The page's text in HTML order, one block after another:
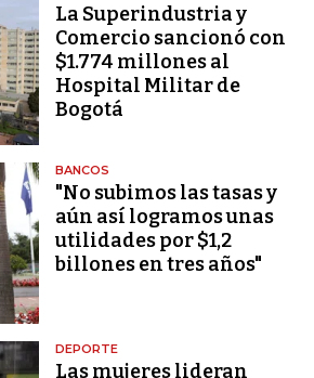
La Superindustria y
Comercio sancionó con
$1.774 millones al
Hospital Militar de
Bogotá
BANCOS
"No subimos las tasas y
aún así logramos unas
utilidades por $1,2
billones en tres años"
DEPORTE
Las mujeres lideran